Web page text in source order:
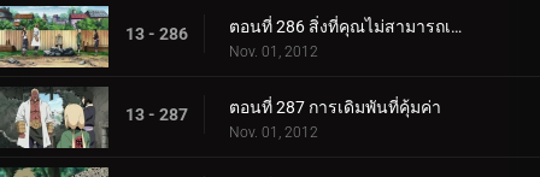
13 - 286 ตอนที่ 286 สิ่งที่คุณไม่สามารถเอากลับมาได้
Nov. 01, 2012
13 - 287 ตอนที่ 287 การเดิมพันที่คุ้มค่า
Nov. 01, 2012